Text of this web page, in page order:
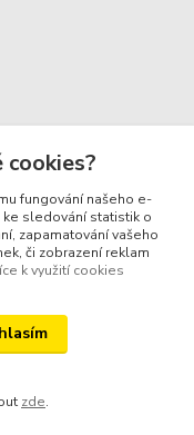
© Hradec Králové
cookies?
fungování našeho e-
sledování statistik o
zapamatování vašeho
či zobrazení reklam
k využití cookies
zde.